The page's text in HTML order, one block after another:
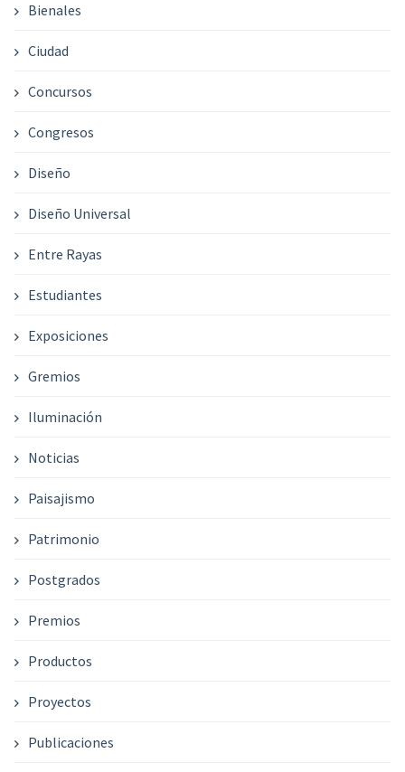
Bienales
Ciudad
Concursos
Congresos
Diseño
Diseño Universal
Entre Rayas
Estudiantes
Exposiciones
Gremios
Iluminación
Noticias
Paisajismo
Patrimonio
Postgrados
Premios
Productos
Proyectos
Publicaciones